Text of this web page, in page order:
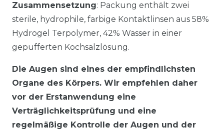
Zusammensetzung: Packung enthält zwei
sterile, hydrophile, farbige Kontaktlinsen aus 58%
Hydrogel Terpolymer, 42% Wasser in einer
gepufferten Kochsalzlösung.
Die Augen sind eines der empfindlichsten
Organe des Körpers. Wir empfehlen daher
vor der Erstanwendung eine
Verträglichkeitsprüfung und eine
regelmäßige Kontrolle der Augen und der